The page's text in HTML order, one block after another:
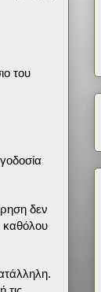
του
δεν
καθόλου